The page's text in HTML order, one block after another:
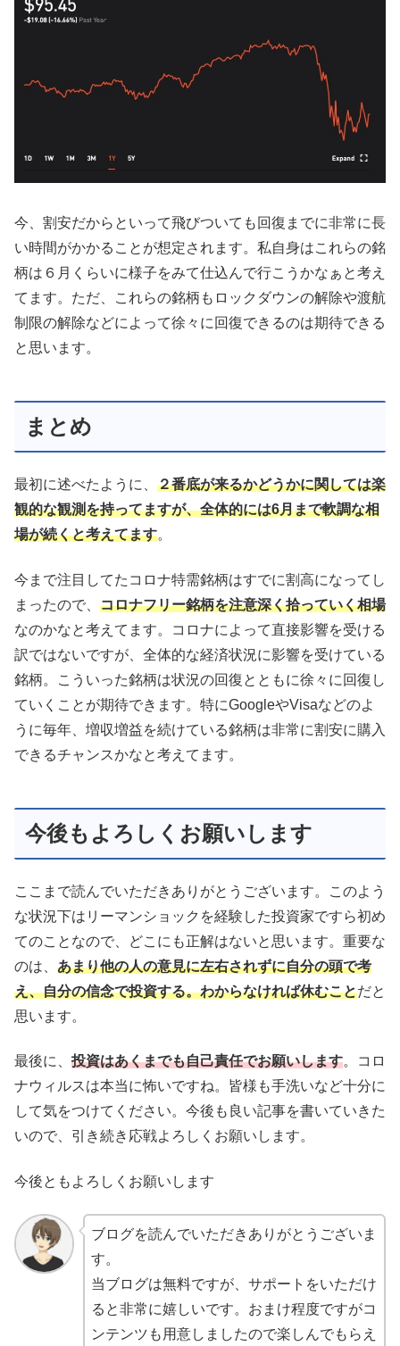
今、割安だからといって飛びついても回復までに非常に長
い時間がかかることが想定されます。私自身はこれらの銘
柄は６月くらいに様子をみて仕込んで行こうかなぁと考え
てます。ただ、これらの銘柄もロックダウンの解除や渡航
制限の解除などによって徐々に回復できるのは期待できる
と思います。
まとめ
最初に述べたように、 ２番底が来るかどうかに関しては楽
観的な観測を持ってますが、全体的には6月まで軟調な相
場が続くと考えてます。
今まで注目してたコロナ特需銘柄はすでに割高になってし
まったので、 コロナフリー銘柄を注意深く拾っていく相場
なのかなと考えてます。コロナによって直接影響を受ける
訳ではないですが、全体的な経済状況に影響を受けている
銘柄。こういった銘柄は状況の回復とともに徐々に回復し
ていくことが期待できます。特にGoogleやVisaなどのよ
うに毎年、増収増益を続けている銘柄は非常に割安に購入
できるチャンスかなと考えてます。
今後もよろしくお願いします
ここまで読んでいただきありがとうございます。このよう
な状況下はリーマンショックを経験した投資家ですら初め
てのことなので、どこにも正解はないと思います。重要な
のは、 あまり他の人の意見に左右されずに自分の頭で考
え、自分の信念で投資する。わからなければ休むことだと
思います。
最後に、 投資はあくまでも自己責任でお願いします。コロ
ナウィルスは本当に怖いですね。皆様も手洗いなど十分に
して気をつけてください。今後も良い記事を書いていきた
いので、引き続き応戦よろしくお願いします。
今後ともよろしくお願いします
ブログを読んでいただきありがとうございま
す。
当ブログは無料ですが、サポートをいただけ
ると非常に嬉しいです。おまけ程度ですがコ
ンテンツも用意しましたので楽しんでもらえ